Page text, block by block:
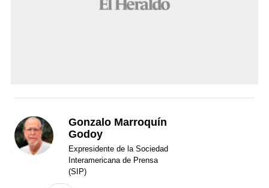
Gonzalo Marroquín
Godoy
Expresidente de la Sociedad
Interamericana de Prensa
(SIP)